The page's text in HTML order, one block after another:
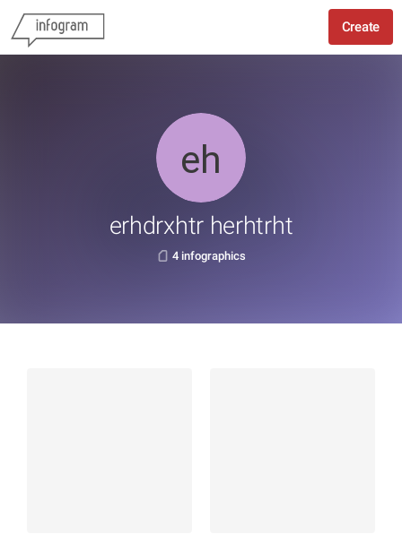
Create
erhdrxhtr herhtrht
4 infographics